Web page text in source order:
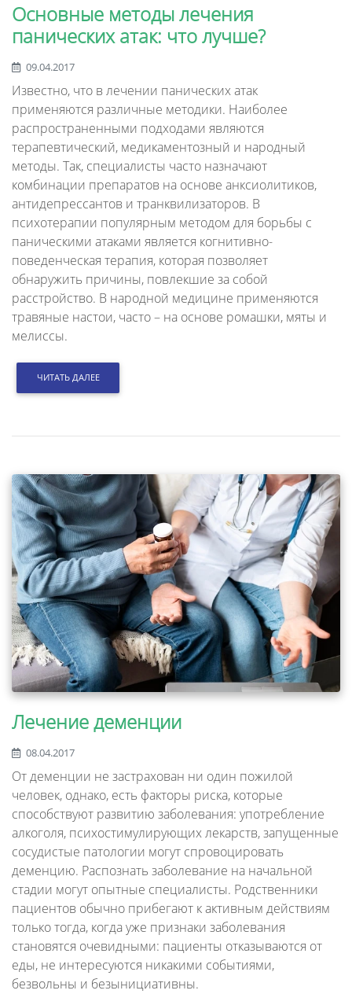
Основные методы лечения
панических атак: что лучше?
09.04.2017
Известно, что в лечении панических атак
применяются различные методики. Наиболее
распространенными подходами являются
терапевтический, медикаментозный и народный
методы. Так, специалисты часто назначают
комбинации препаратов на основе анксиолитиков,
антидепрессантов и транквилизаторов. В
психотерапии популярным методом для борьбы с
паническими атаками является когнитивно-
поведенческая терапия, которая позволяет
обнаружить причины, повлекшие за собой
расстройство. В народной медицине применяются
травяные настои, часто – на основе ромашки, мяты и
мелиссы.
ЧИТАТЬ ДАЛЕЕ
Лечение деменции
08.04.2017
От деменции не застрахован ни один пожилой
человек, однако, есть факторы риска, которые
способствуют развитию заболевания: употребление
алкоголя, психостимулирующих лекарств, запущенные
сосудистые патологии могут спровоцировать
деменцию. Распознать заболевание на начальной
стадии могут опытные специалисты. Родственники
пациентов обычно прибегают к активным действиям
только тогда, когда уже признаки заболевания
становятся очевидными: пациенты отказываются от
еды, не интересуются никакими событиями,
безвольны и безынициативны.